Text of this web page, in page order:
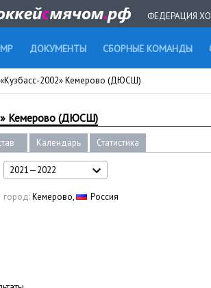
ФЕДЕРАЦИЯ
ДОКУМЕНТЫ СБОРНЫЕ КОМАНДЫ
2002» Кемерово (ДЮСШ)
Кемерово (ДЮСШ)
Календарь Статистика
2021—2022
город:Кемерово, Россия